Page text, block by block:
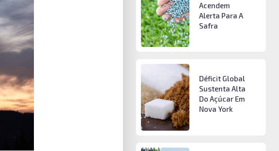
Acendem
Alerta Para A
Safra
Déficit Global
Sustenta Alta
Do Açúcar Em
Nova York